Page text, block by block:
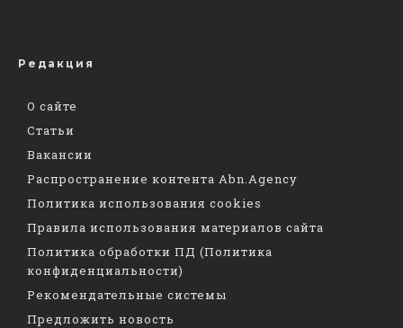
Редакция
О сайте
Статьи
Вакансии
Распространение контента Abn.Agency
Политика использования cookies
Правила использования материалов сайта
Политика обработки ПД (Политика
конфиденциальности)
Рекомендательные системы
Предложить новость